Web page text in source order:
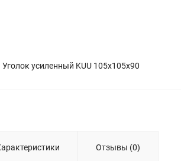
Уголок усиленный KUU 105x105x90
Отзывы (0)